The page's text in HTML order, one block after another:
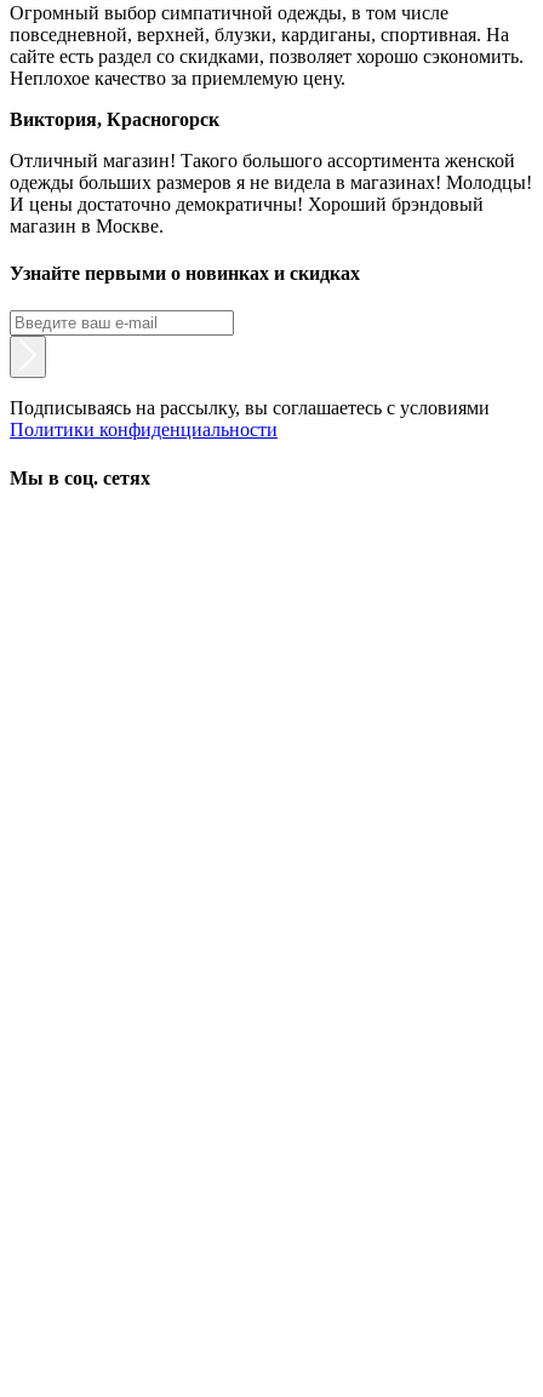
Огромный выбор симпатичной одежды, в том числе
повседневной, верхней, блузки, кардиганы, спортивная. На
сайте есть раздел со скидками, позволяет хорошо сэкономить.
Неплохое качество за приемлемую цену.
Виктория, Красногорск
Отличный магазин! Такого большого ассортимента женской
одежды больших размеров я не видела в магазинах! Молодцы!
И цены достаточно демократичны! Хороший брэндовый
магазин в Москве.
Узнайте первыми о новинках и скидках
Подписываясь на рассылку, вы соглашаетесь с условиями
Политики конфиденциальности
Мы в соц. сетях